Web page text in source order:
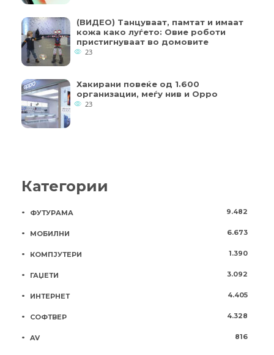
(ВИДЕО) Танцуваат, памтат и имаат
кожа како луѓето: Овие роботи
пристигнуваат во домовите
23
Хакирани повеќе од 1.600
организации, меѓу нив и Oppo
23
Категории
ФУТУРАМА 9.482
МОБИЛНИ 6.673
КОМПЈУТЕРИ 1.390
ГАЏЕТИ 3.092
ИНТЕРНЕТ 4.405
СОФТВЕР 4.328
AV 816